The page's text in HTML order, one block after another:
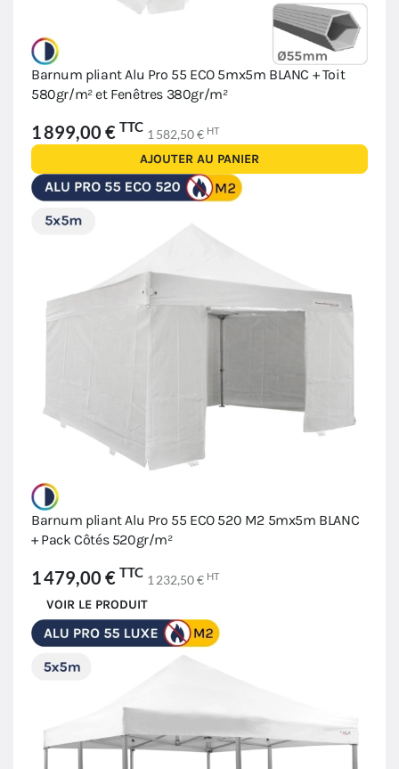
Barnum pliant Alu Pro 55 ECO 5mx5m BLANC + Toit
580gr/m² et Fenêtres 380gr/m²
1 899,00 € TTC 1 582,50 € HT
AJOUTER AU PANIER
Barnum pliant Alu Pro 55 ECO 520 M2 5mx5m BLANC
+ Pack Côtés 520gr/m²
1 479,00 € TTC 1 232,50 € HT
VOIR LE PRODUIT